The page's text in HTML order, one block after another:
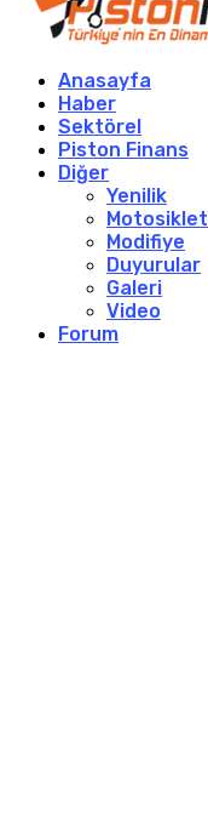
Anasayfa
Haber
Sektörel
Piston Finans
Diğer
Yenilik
Motosiklet
Modifiye
Duyurular
Galeri
Video
Forum